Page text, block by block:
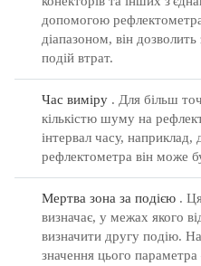
допомогою
діапазоном, він дозволить
подій втрат.
Час виміру . Для більш
кількістю шуму на
інтервал часу, наприклад,
рефлектометра він може
Мертва зона за подією .
визначає, у межах якого
визначити другу подію.
значення цього